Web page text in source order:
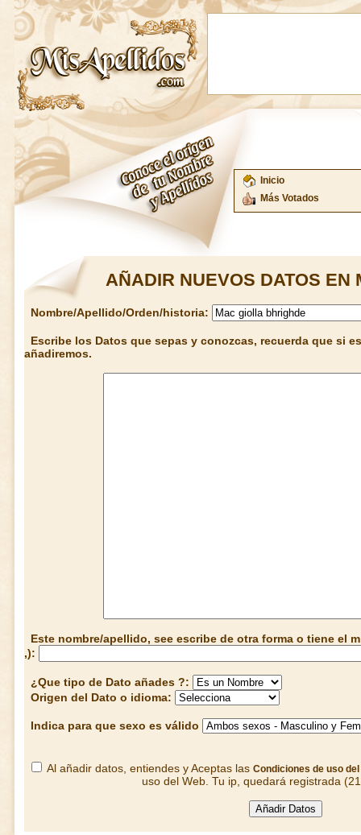
Inicio
Más Votados
AÑADIR NUEVOS DATOS EN
Nombre/Apellido/Orden/historia:
Escribe los Datos que sepas y conozcas, recuerda que si
añadiremos.
Este nombre/apellido, see escribe de otra forma o tiene el
,):
¿Que tipo de Dato añades ?:
Origen del Dato o idioma:
Indica para que sexo es válido
Al añadir datos, entiendes y Aceptas las Condiciones de uso del
uso del Web. Tu ip, quedará registrada